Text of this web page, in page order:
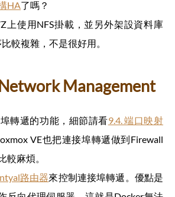
HA了嗎？
上使用NFS掛載，並另外架設資料庫
較複雜，不是很好用。
Management
轉遞的功能，細節請看9.4. 端口映射
VE也把連接埠轉遞做到Firewall
較麻煩。
路由器來控制連接埠轉遞。優點是